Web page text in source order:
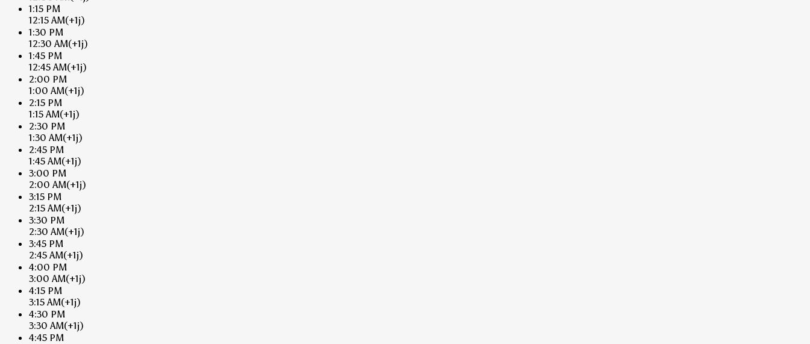
1:15 PM
12:15 AM(+1j)
1:30 PM
12:30 AM(+1j)
1:45 PM
12:45 AM(+1j)
2:00 PM
1:00 AM(+1j)
2:15 PM
1:15 AM(+1j)
2:30 PM
1:30 AM(+1j)
2:45 PM
1:45 AM(+1j)
3:00 PM
2:00 AM(+1j)
3:15 PM
2:15 AM(+1j)
3:30 PM
2:30 AM(+1j)
3:45 PM
2:45 AM(+1j)
4:00 PM
3:00 AM(+1j)
4:15 PM
3:15 AM(+1j)
4:30 PM
3:30 AM(+1j)
4:45 PM